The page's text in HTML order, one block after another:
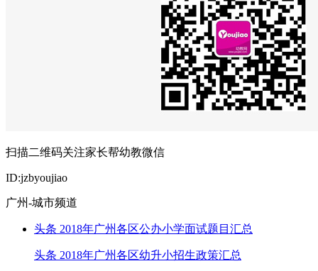
扫描二维码关注家长帮幼教微信
ID:jzbyoujiao
广州-城市频道
头条 2018年广州各区公办小学面试题目汇总
头条 2018年广州各区幼升小招生政策汇总